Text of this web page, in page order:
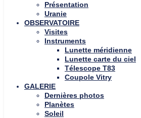
Présentation
Uranie
OBSERVATOIRE
Visites
Instruments
Lunette méridienne
Lunette carte du ciel
Télescope T83
Coupole Vitry
GALERIE
Dernières photos
Planètes
Soleil